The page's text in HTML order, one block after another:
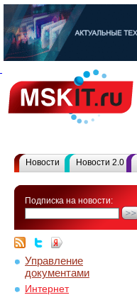
Новости Новости 2.0
Подписка на новости:
Управление
документами
Интернет